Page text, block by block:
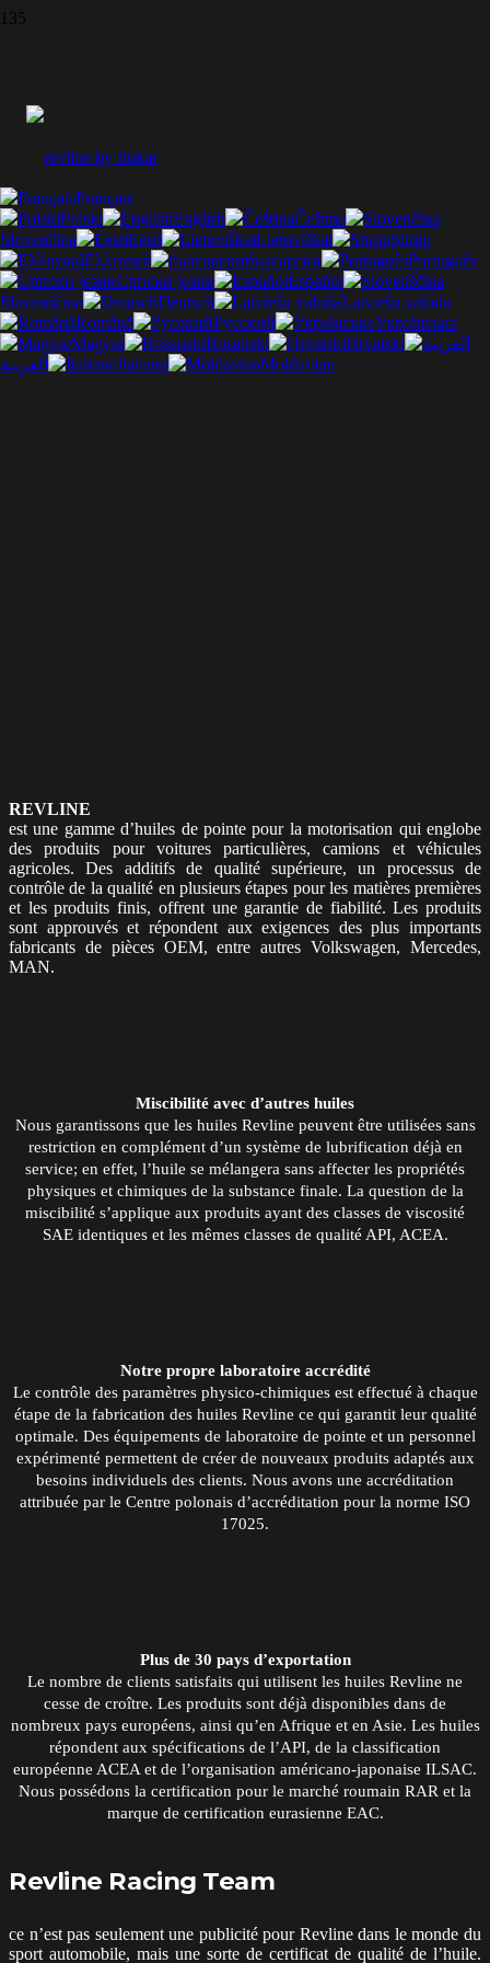
Français
Polski
English
Čeština
Slovenčina
Eesti Lietuviškai
Shqip
Ελληνικά
български
Português
Српски језик
Español
Slovenščina
Deutsch
Latviešu valoda
Română
Русский
Українська
Magyar
Bosanski
Hrvatski
العربية
Italiano Moldavian
REVLINE
est une gamme d’huiles de pointe pour la motorisation qui englobe
des produits pour voitures particulières, camions et véhicules
agricoles. Des additifs de qualité supérieure, un processus de
contrôle de la qualité en plusieurs étapes pour les matières premières
et les produits finis, offrent une garantie de fiabilité. Les produits
sont approuvés et répondent aux exigences des plus importants
fabricants de pièces OEM, entre autres Volkswagen, Mercedes,
MAN.
Miscibilité avec d’autres huiles
Nous garantissons que les huiles Revline peuvent être utilisées sans
restriction en complément d’un système de lubrification déjà en
service; en effet, l’huile se mélangera sans affecter les propriétés
physiques et chimiques de la substance finale. La question de la
miscibilité s’applique aux produits ayant des classes de viscosité
SAE identiques et les mêmes classes de qualité API, ACEA.
Notre propre laboratoire accrédité
Le contrôle des paramètres physico-chimiques est effectué à chaque
étape de la fabrication des huiles Revline ce qui garantit leur qualité
optimale. Des équipements de laboratoire de pointe et un personnel
expérimenté permettent de créer de nouveaux produits adaptés aux
besoins individuels des clients. Nous avons une accréditation
attribuée par le Centre polonais d’accréditation pour la norme ISO
17025.
Plus de 30 pays d’exportation
Le nombre de clients satisfaits qui utilisent les huiles Revline ne
cesse de croître. Les produits sont déjà disponibles dans de
nombreux pays européens, ainsi qu’en Afrique et en Asie. Les huiles
répondent aux spécifications de l’API, de la classification
européenne ACEA et de l’organisation américano-japonaise ILSAC.
Nous possédons la certification pour le marché roumain RAR et la
marque de certification eurasienne EAC.
Revline Racing Team
ce n’est pas seulement une publicité pour Revline dans le monde du
sport automobile, mais une sorte de certificat de qualité de l’huile.